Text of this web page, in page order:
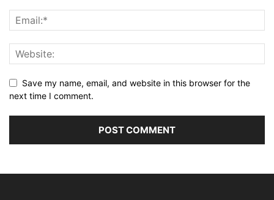
Save my name, email, and website in this browser for the
next time I comment.